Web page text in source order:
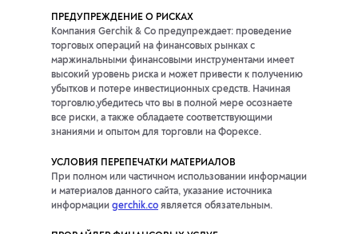
ПРЕДУПРЕЖДЕНИЕ О РИСКАХ
Компания Gerchik & Co предупреждает: проведение
торговых операций на финансовых рынках с
маржинальными финансовыми инструментами имеет
высокий уровень риска и может привести к получению
убытков и потере инвестиционных средств. Начиная
торговлю,убедитесь что вы в полной мере осознаете
все риски, а также обладаете соответствующими
знаниями и опытом для торговли на Форексе.
УСЛОВИЯ ПЕРЕПЕЧАТКИ МАТЕРИАЛОВ
При полном или частичном использовании информации
и материалов данного сайта, указание источника
информации gerchik.co является обязательным.